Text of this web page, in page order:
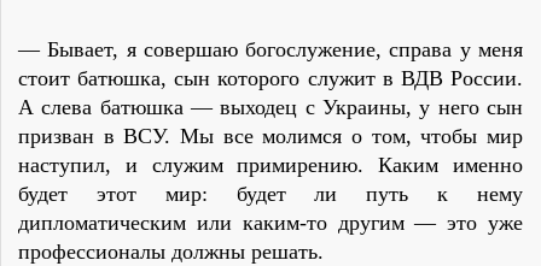
— Бывает, я совершаю богослужение, справа у меня
стоит батюшка, сын которого служит в ВДВ России.
А слева батюшка — выходец с Украины, у него сын
призван в ВСУ. Мы все молимся о том, чтобы мир
наступил, и служим примирению. Каким именно
будет этот мир: будет ли путь к нему
дипломатическим или каким-то другим — это уже
профессионалы должны решать.